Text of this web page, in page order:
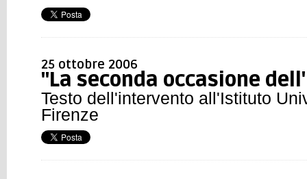
25 ottobre 2006
"La seconda occasione
Testo dell'intervento all'Istituto
Firenze